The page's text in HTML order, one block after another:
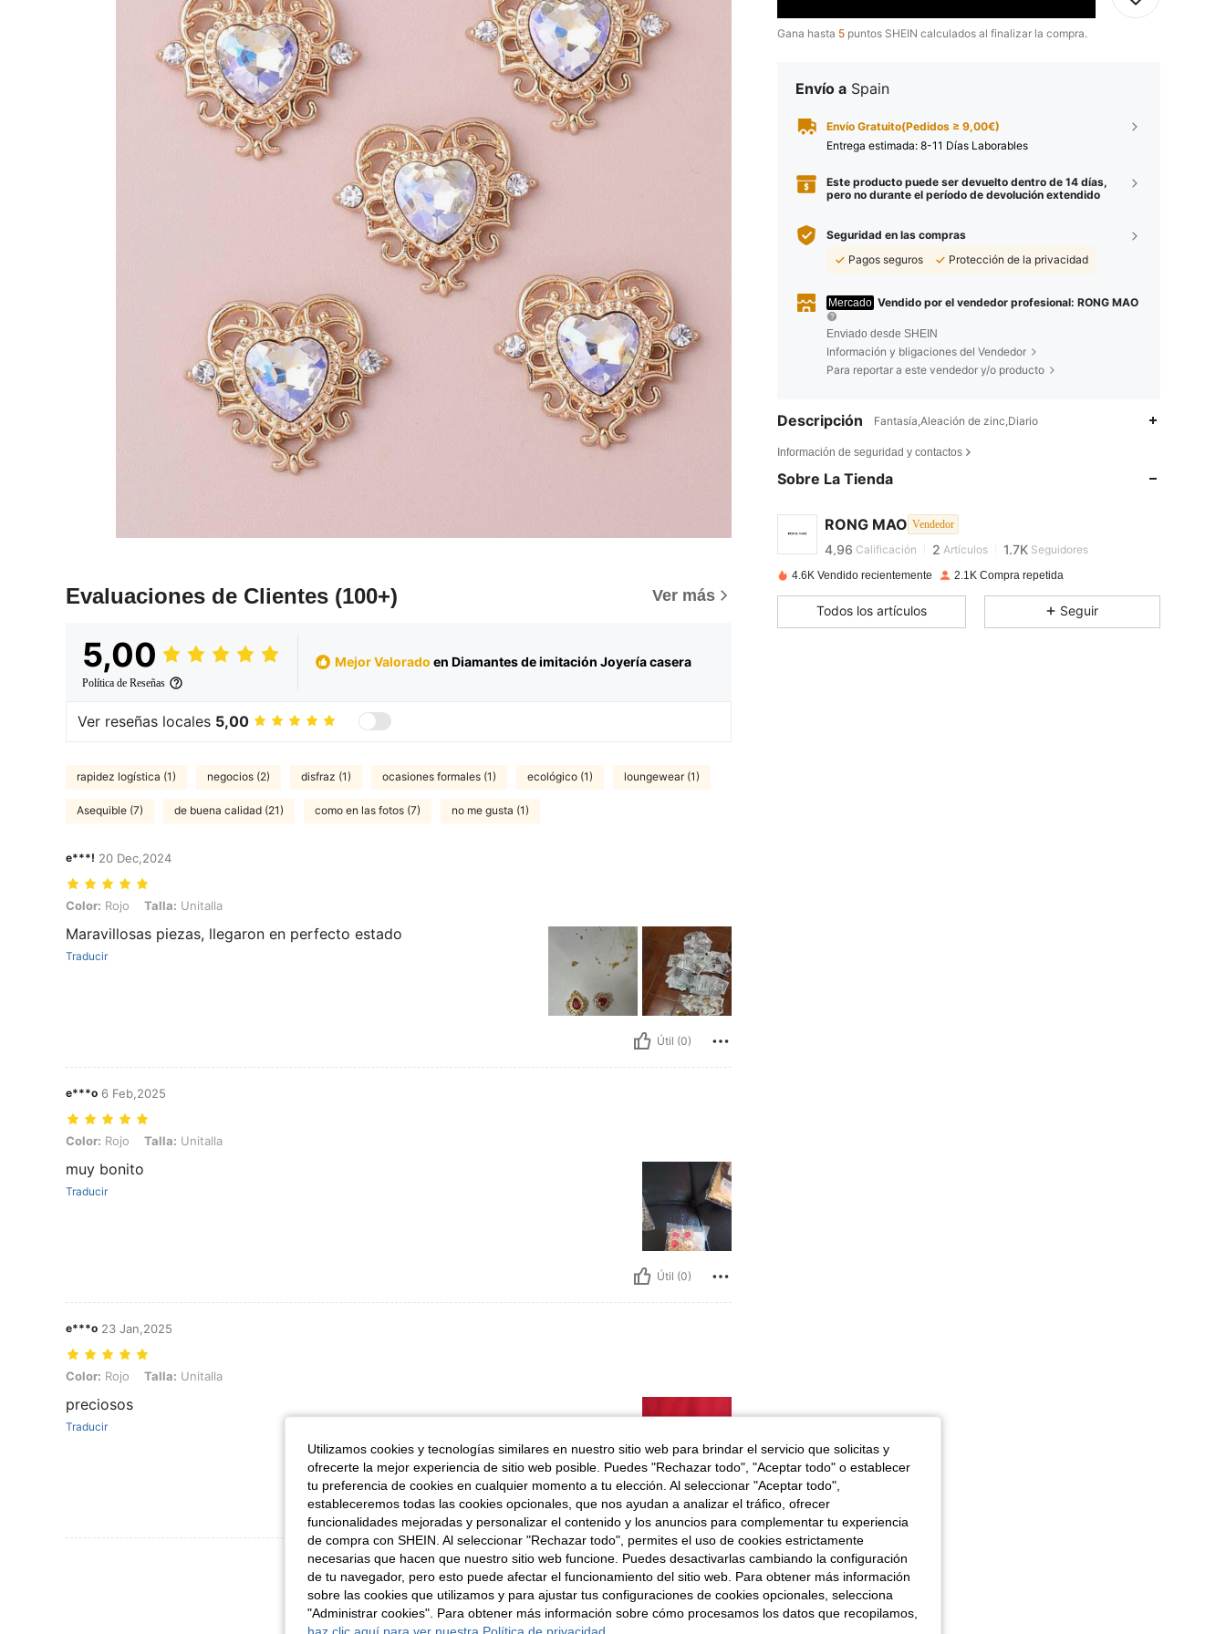
Evaluaciones de Clientes (100+) Ver más
5,00
Política de Reseñas
Mejor Valorado en Diamantes de imitación Joyería casera
Ver reseñas locales 5,00
rapidez logística (1) negocios (2) disfraz (1) ocasiones formales (1) ecológico (1) loungewear (1)
Asequible (7) de buena calidad (21) como en las fotos (7) no me gusta (1)
e***! 20 Dec,2024
Color: Rojo, Talla: Unitalla
Color: Rojo Talla: Unitalla
Maravillosas piezas, llegaron en perfecto estado
Traducir
Útil (0)
e***o 6 Feb,2025
Color: Rojo, Talla: Unitalla
Color: Rojo Talla: Unitalla
muy bonito
Traducir
Útil (0)
e***o 23 Jan,2025
Color: Rojo, Talla: Unitalla
Color: Rojo Talla: Unitalla
preciosos
Traducir
Útil (0)
Ver Más Reseñas
Gana hasta 5 puntos SHEIN calculados al finalizar la compra.
Envío a Spain
Envío Gratuito(Pedidos ≥ 9,00€)
Entrega estimada: 8-11 Días Laborables
Este producto puede ser devuelto dentro de 14 días,
pero no durante el período de devolución extendido
Seguridad en las compras
Pagos seguros
Protección de la privacidad
Mercado Vendido por el vendedor profesional: RONG MAO
Enviado desde SHEIN
Información y bligaciones del Vendedor
Para reportar a este vendedor y/o producto
Descripción Fantasía,Aleación de zinc,Diario
Información de seguridad y contactos
Sobre La Tienda
RONG MAO Vendedor
4,96
2
4,96 Calificación 2 Artículos 1.7K Seguidores
4,96 2
1.7K
4,96
4,96
2
1.7K
4.6K Vendido recientemente 2.1K Compra repetida
Todos los artículos Seguir
Utilizamos cookies y tecnologías similares en nuestro sitio web para brindar el servicio que solicitas y
ofrecerte la mejor experiencia de sitio web posible. Puedes "Rechazar todo", "Aceptar todo" o establecer
tu preferencia de cookies en cualquier momento a tu elección. Al seleccionar "Aceptar todo",
estableceremos todas las cookies opcionales, que nos ayudan a analizar el tráfico, ofrecer
funcionalidades mejoradas y personalizar el contenido y los anuncios para complementar tu experiencia
de compra con SHEIN. Al seleccionar "Rechazar todo", permites el uso de cookies estrictamente
necesarias que hacen que nuestro sitio web funcione. Puedes desactivarlas cambiando la configuración
de tu navegador, pero esto puede afectar el funcionamiento del sitio web. Para obtener más información
sobre las cookies que utilizamos y para ajustar tus configuraciones de cookies opcionales, selecciona
"Administrar cookies". Para obtener más información sobre cómo procesamos los datos que recopilamos,
haz clic aquí para ver nuestra Política de privacidad.